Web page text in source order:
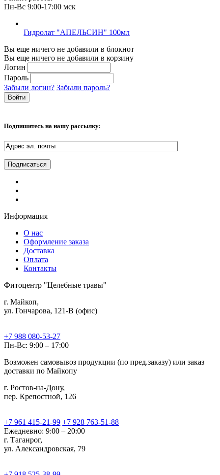
Пн-Вс 9:00-17:00 мск
Гидролат "АПЕЛЬСИН" 100мл
Вы еще ничего не добавили в блокнот
Вы еще ничего не добавили в корзину
Логин
Пароль
Забыли логин? Забыли пароль?
Подпишитесь на нашу рассылку:
Информация
О нас
Оформление заказа
Доставка
Оплата
Контакты
Фитоцентр "Целебные травы"
г. Майкоп,
ул. Гончарова, 121-В (офис)
+7 988 080-53-27
Пн-Вс: 9:00 – 17:00
Возможен самовывоз продукции (по пред.заказу) или заказ
доставки по Майкопу
г. Ростов-на-Дону,
пер. Крепостной, 126
+7 961 415-21-99 +7 928 763-51-88
Ежедневно: 9:00 – 20:00
г. Таганрог,
ул. Александровская, 79